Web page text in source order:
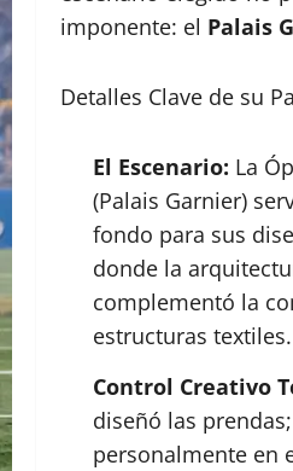
imponente: el Palais
Detalles Clave de su
El Escenario: La
(Palais Garnier)
fondo para sus
donde la
complementó la
estructuras textiles.
Control Creativo
diseñó las
personalmente en